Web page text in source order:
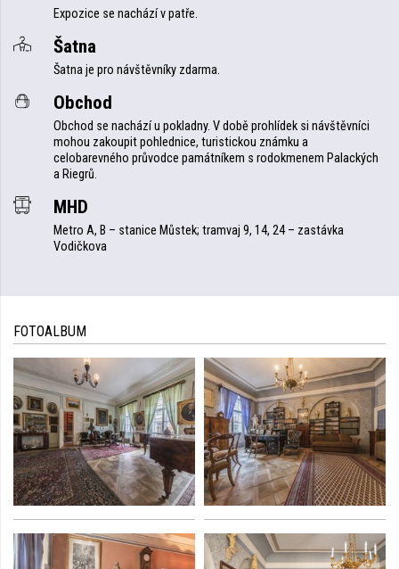
Expozice se nachází v patře.
Šatna
Šatna je pro návštěvníky zdarma.
Obchod
Obchod se nachází u pokladny. V době prohlídek si návštěvníci
mohou zakoupit pohlednice, turistickou známku a
celobarevného průvodce památníkem s rodokmenem Palackých
a Riegrů.
MHD
Metro A, B – stanice Můstek; tramvaj 9, 14, 24 – zastávka
Vodičkova
FOTOALBUM